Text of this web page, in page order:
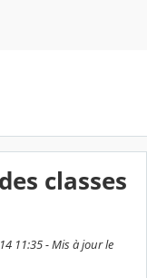
classes
11:35 - Mis à jour le